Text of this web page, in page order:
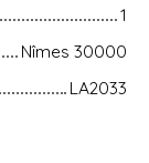
1
Nîmes 30000
LA2033